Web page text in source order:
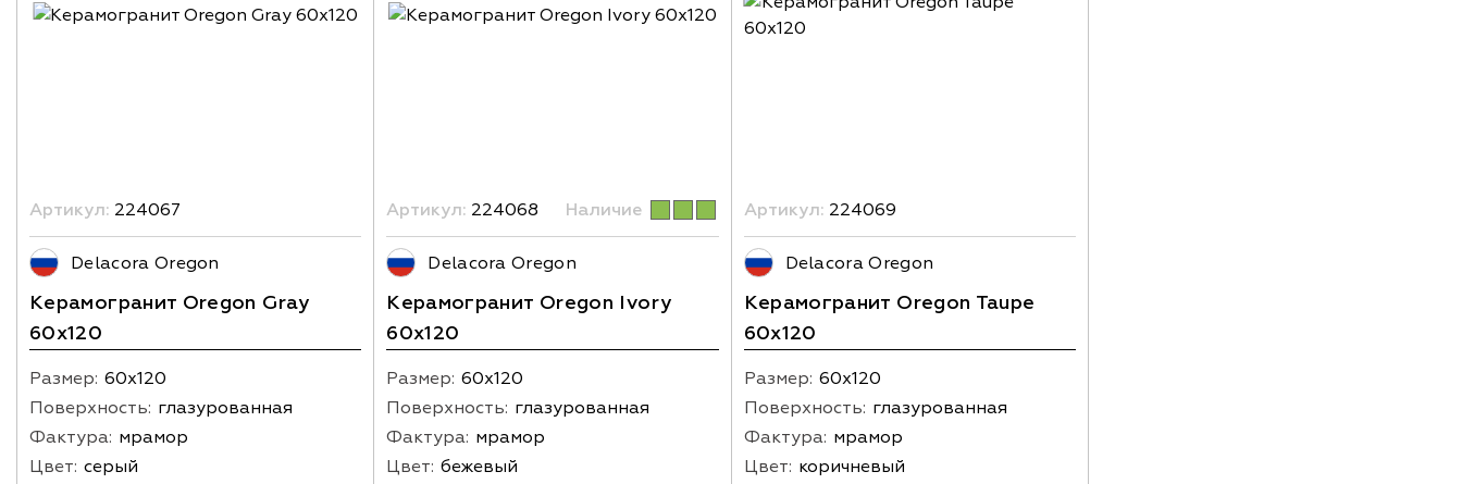
Артикул: 224067
Delacora Oregon
Керамогранит Oregon Gray
60х120
Размер: 60х120
Поверхность: глазурованная
Фактура: мрамор
Цвет: серый
Артикул: 224068 Наличие
Delacora Oregon
Керамогранит Oregon Ivory
60х120
Размер: 60х120
Поверхность: глазурованная
Фактура: мрамор
Цвет: бежевый
Артикул: 224069
Delacora Oregon
Керамогранит Oregon Taupe
60х120
Размер: 60х120
Поверхность: глазурованная
Фактура: мрамор
Цвет: коричневый